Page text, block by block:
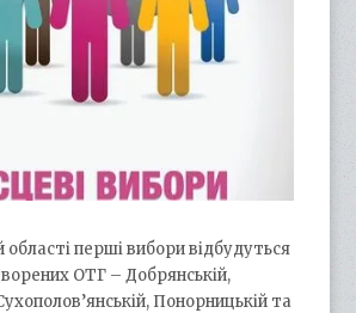
області перші вибори відбудуться
ОТГ – Добрянській,
Понорницькій та